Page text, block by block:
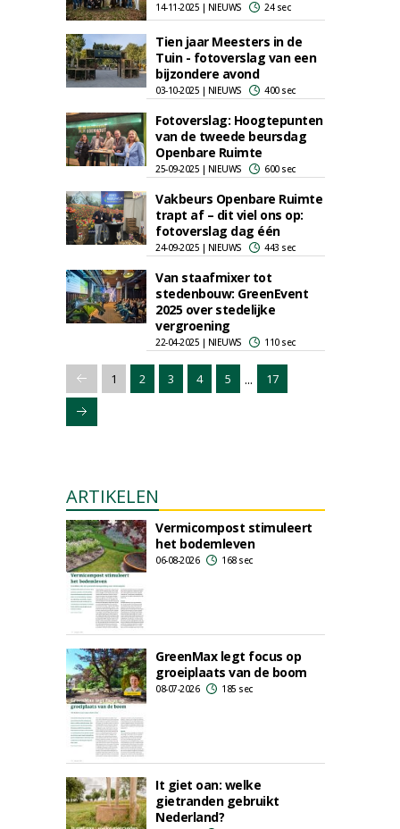
14-11-2025 | NIEUWS 24 sec
Tien jaar Meesters in de
Tuin - fotoverslag van een
bijzondere avond
03-10-2025 | NIEUWS 400 sec
Fotoverslag: Hoogtepunten
van de tweede beursdag
Openbare Ruimte
25-09-2025 | NIEUWS 600 sec
Vakbeurs Openbare Ruimte
trapt af – dit viel ons op:
fotoverslag dag één
24-09-2025 | NIEUWS 443 sec
Van staafmixer tot
stedenbouw: GreenEvent
2025 over stedelijke
vergroening
22-04-2025 | NIEUWS 110 sec
1 2 3 4 5 ... 17
ARTIKELEN
Vermicompost stimuleert
het bodemleven
06-08-2026 168 sec
GreenMax legt focus op
groeiplaats van de boom
08-07-2026 185 sec
It giet oan: welke
gietranden gebruikt
Nederland?